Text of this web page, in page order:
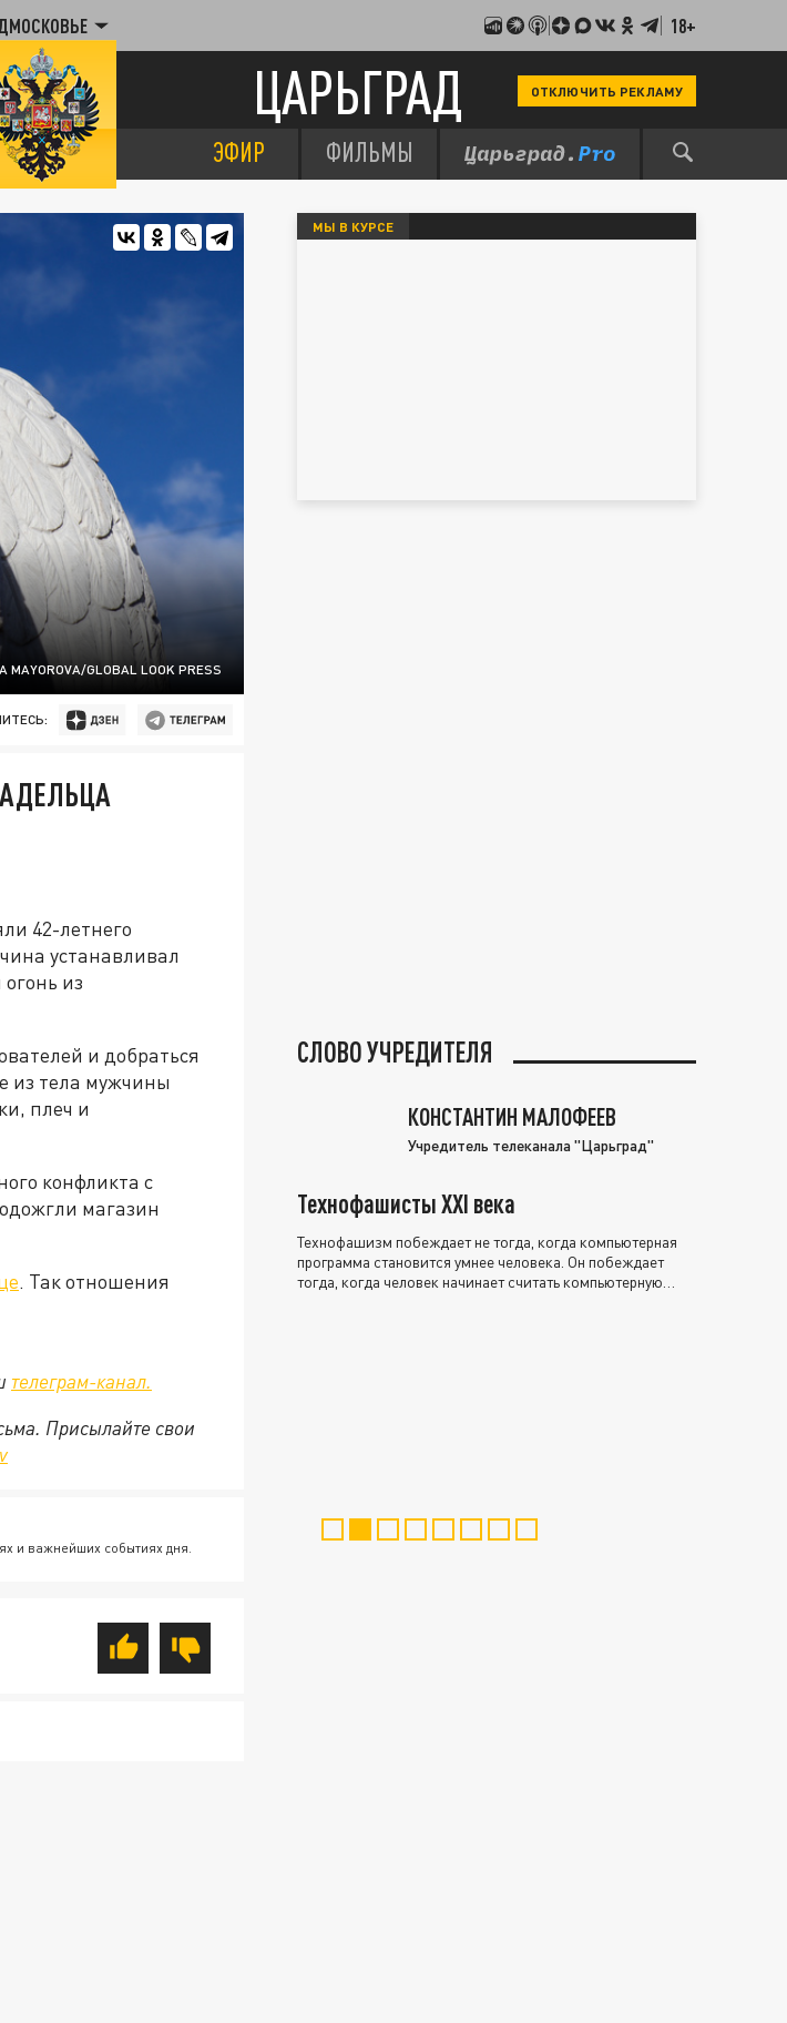
18+
ЦАРЬГРАД ОТКЛЮЧИТЬ РЕКЛАМУ
ЭФИР ФИЛЬМЫ
MAYOROVA/GLOBAL LOOK PRESS
42-летнего
устанавливал
из
и добраться
из тела мужчины
плеч и
конфликта с
магазин
. Так отношения
телеграм-канал.
Присылайте свои
и важнейших событиях дня.
МЫ В КУРСЕ
СЛОВО УЧРЕДИТЕЛЯ
КОНСТАНТИН МАЛОФЕЕВ
Учредитель телеканала "Царьград"
Технофашисты XXI века
Технофашизм побеждает не тогда, когда компьютерная
программа становится умнее человека. Он побеждает
тогда, когда человек начинает считать компьютерную